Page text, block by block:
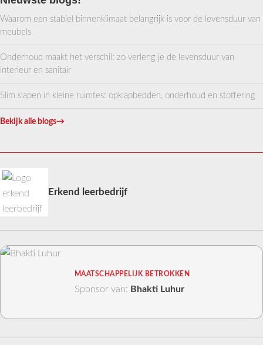
Waarom een stabiel binnenklimaat belangrijk is voor de levensduur van
meubels
Onderhoud maakt het verschil: zo verleng je de levensduur van
interieur en sanitair
Slim slapen in kleine ruimtes: opklapbedden, onderhoud en stoffering
Bekijk alle blogs→
Erkend leerbedrijf
MAATSCHAPPELIJK BETROKKEN
Sponsor van: Bhakti Luhur